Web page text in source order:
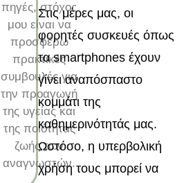
πηγές, στόχος
μου είναι να
προσφέρω
πρακτικές
συμβουλές για
την προαγωγή
της υγείας και
της ποιότητας
ζωής των
αναγνωστών.
Στις μέρες μας, οι
φορητές συσκευές όπως
τα smartphones έχουν
γίνει αναπόσπαστο
κομμάτι της
καθημερινότητάς μας.
Ωστόσο, η υπερβολική
χρήση τους μπορεί να